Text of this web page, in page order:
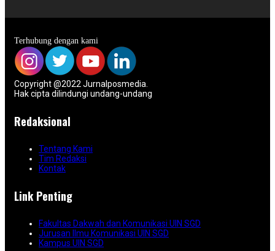
Terhubung dengan kami
Copyright @2022 Jurnalposmedia.
Hak cipta dilindungi undang-undang
Redaksional
Tentang Kami
Tim Redaksi
Kontak
Link Penting
Fakultas Dakwah dan Komunikasi UIN SGD
Jurusan Ilmu Komunikasi UIN SGD
Kampus UIN SGD